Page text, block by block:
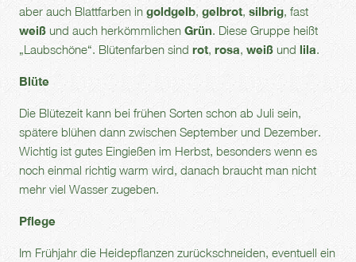
aber auch Blattfarben in goldgelb, gelbrot, silbrig, fast
weiß und auch herkömmlichen Grün. Diese Gruppe heißt
„Laubschöne“. Blütenfarben sind rot, rosa, weiß und lila.
Blüte
Die Blütezeit kann bei frühen Sorten schon ab Juli sein,
spätere blühen dann zwischen September und Dezember.
Wichtig ist gutes Eingießen im Herbst, besonders wenn es
noch einmal richtig warm wird, danach braucht man nicht
mehr viel Wasser zugeben.
Pflege
Im Frühjahr die Heidepflanzen zurückschneiden, eventuell ein